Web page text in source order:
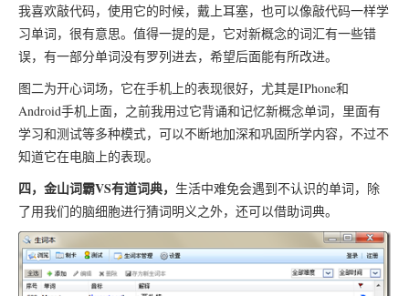
我喜欢敲代码，使用它的时候，戴上耳塞，也可以像敲代码一样学
习单词，很有意思。值得一提的是，它对新概念的词汇有一些错
误，有一部分单词没有罗列进去，希望后面能有所改进。
图二为开心词场，它在手机上的表现很好，尤其是IPhone和
Android手机上面，之前我用过它背诵和记忆新概念单词，里面有
学习和测试等多种模式，可以不断地加深和巩固所学内容，不过不
知道它在电脑上的表现。
四，金山词霸VS有道词典， 生活中难免会遇到不认识的单词，除
了用我们的脑细胞进行猜词明义之外，还可以借助词典。